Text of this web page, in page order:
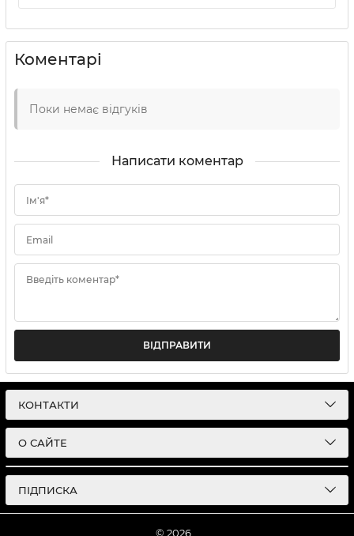
Коментарі
Поки немає відгуків
Написати коментар
Ім'я*
Email
Введіть коментар*
ВІДПРАВИТИ
КОНТАКТИ
О САЙТЕ
ПІДПИСКА
© 2026